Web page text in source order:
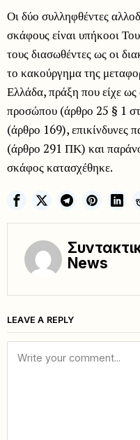
Οι δύο συλληφθέντες
σκάφους είναι υπήκοοι
τους διασωθέντες ως οι
το κακούργημα της
Ελλάδα, πράξη που είχε
προσώπου (άρθρο 25 § 1
(άρθρο 169), επικίνδυνες
(άρθρο 291 ΠΚ) και
σκάφος κατασχέθηκε.
News
LEAVE A REPLY